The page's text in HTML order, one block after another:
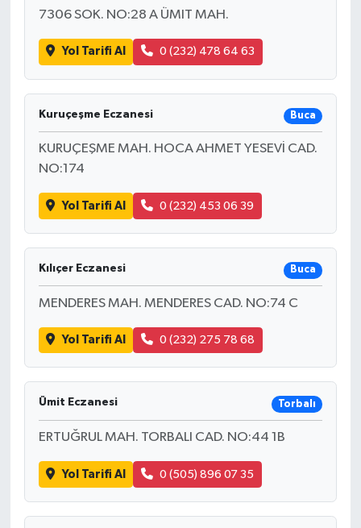
7306 SOK. NO:28 A ÜMIT MAH.
Yol Tarifi Al 0 (232) 478 64 63
Kuruçeşme Eczanesi Buca
KURUÇEŞME MAH. HOCA AHMET YESEVİ CAD.
NO:174
Yol Tarifi Al 0 (232) 453 06 39
Kılıçer Eczanesi Buca
MENDERES MAH. MENDERES CAD. NO:74 C
Yol Tarifi Al 0 (232) 275 78 68
Ümit Eczanesi Torbalı
ERTUĞRUL MAH. TORBALI CAD. NO:44 1B
Yol Tarifi Al 0 (505) 896 07 35